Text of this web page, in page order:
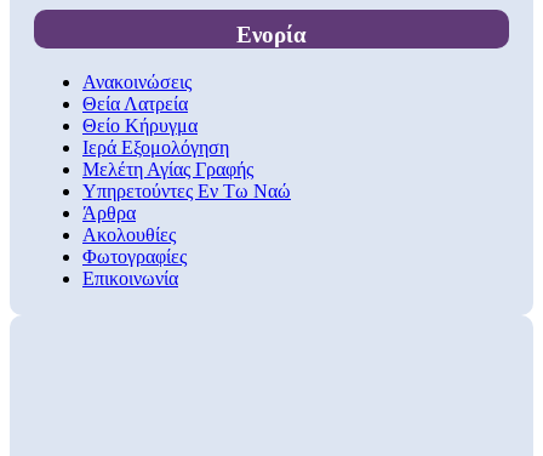
Ενορία
Ανακοινώσεις
Θεία Λατρεία
Θείο Κήρυγμα
Ιερά Εξομολόγηση
Μελέτη Αγίας Γραφής
Υπηρετούντες Εν Τω Ναώ
Άρθρα
Ακολουθίες
Φωτογραφίες
Επικοινωνία